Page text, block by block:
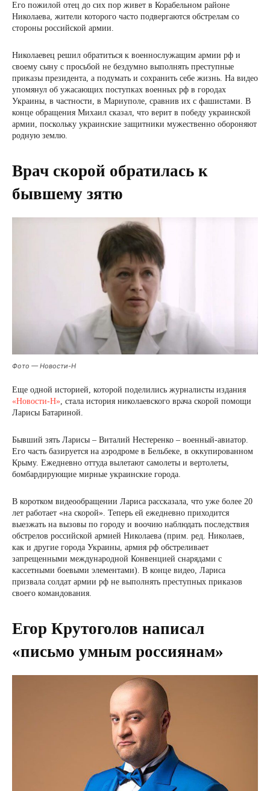
Его пожилой отец до сих пор живет в Корабельном районе
Николаева, жители которого часто подвергаются обстрелам со
стороны российской армии.
Николаевец решил обратиться к военнослужащим армии рф и
своему сыну с просьбой не бездумно выполнять преступные
приказы президента, а подумать и сохранить себе жизнь. На видео
упомянул об ужасающих поступках военных рф в городах
Украины, в частности, в Мариуполе, сравнив их с фашистами. В
конце обращения Михаил сказал, что верит в победу украинской
армии, поскольку украинские защитники мужественно обороняют
родную землю.
Врач скорой обратилась к
бывшему зятю
Фото — Новости-Н
Еще одной историей, которой поделились журналисты издания
«Новости-Н» , стала история николаевского врача скорой помощи
Ларисы Батариной.
Бывший зять Ларисы – Виталий Нестеренко – военный-авиатор.
Его часть базируется на аэродроме в Бельбеке, в оккупированном
Крыму. Ежедневно оттуда вылетают самолеты и вертолеты,
бомбардирующие мирные украинские города.
В коротком видеообращении Лариса рассказала, что уже более 20
лет работает «на скорой». Теперь ей ежедневно приходится
выезжать на вызовы по городу и воочию наблюдать последствия
обстрелов российской армией Николаева (прим. ред. Николаев,
как и другие города Украины, армия рф обстреливает
запрещенными международной Конвенцией снарядами с
кассетными боевыми элементами). В конце видео, Лариса
призвала солдат армии рф не выполнять преступных приказов
своего командования.
Егор Крутоголов написал
«письмо умным россиянам»